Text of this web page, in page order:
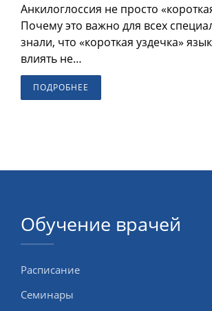
Анкилоглоссия не просто
Почему это важно для всех
знали, что «короткая уздечка»
влиять не…
ПОДРОБНЕЕ
Обучение врачей
Расписание
Семинары